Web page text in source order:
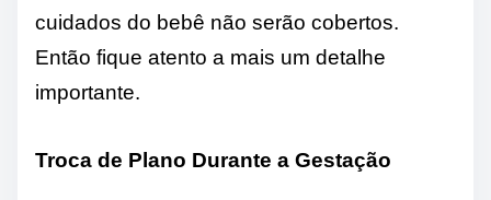
cuidados do bebê não serão cobertos.
Então fique atento a mais um detalhe
importante.
Troca de Plano Durante a Gestação